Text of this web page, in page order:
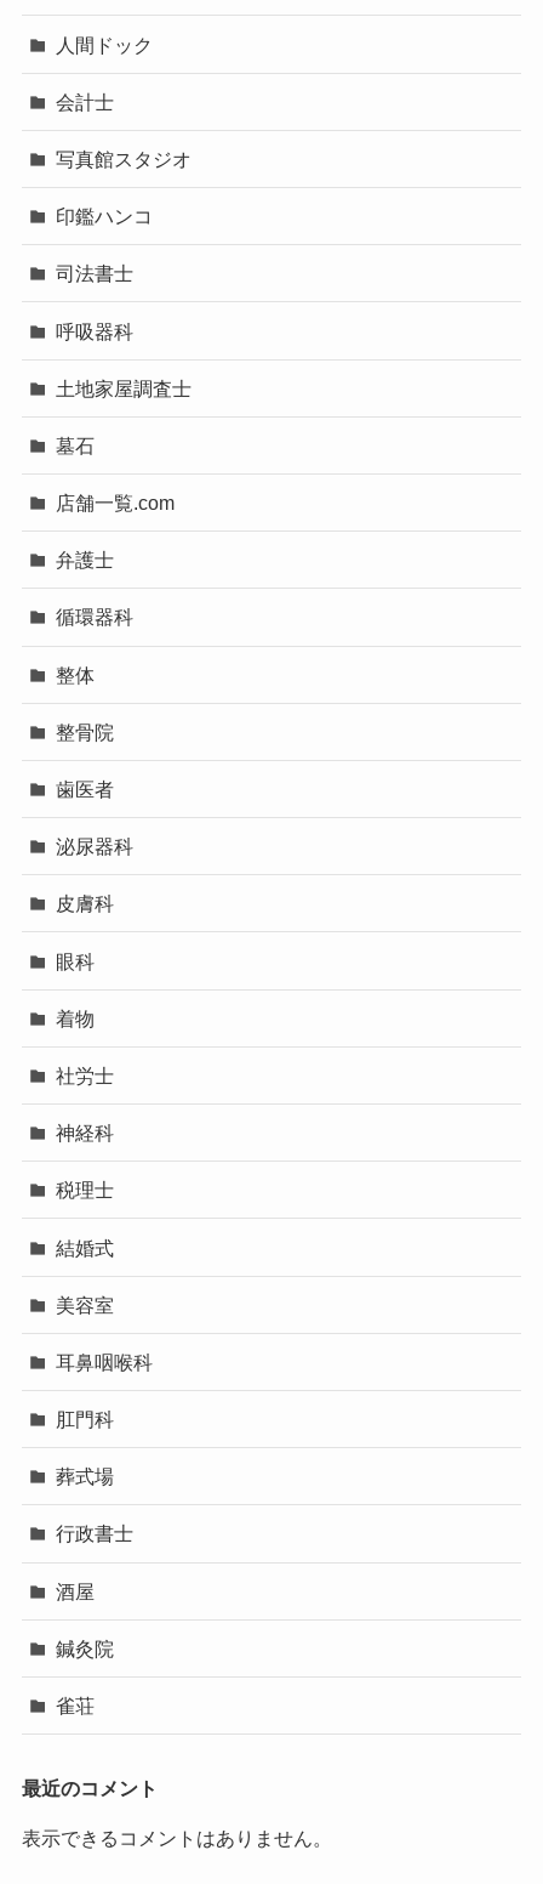
人間ドック
会計士
写真館スタジオ
印鑑ハンコ
司法書士
呼吸器科
土地家屋調査士
墓石
店舗一覧.com
弁護士
循環器科
整体
整骨院
歯医者
泌尿器科
皮膚科
眼科
着物
社労士
神経科
税理士
結婚式
美容室
耳鼻咽喉科
肛門科
葬式場
行政書士
酒屋
鍼灸院
雀荘
最近のコメント
表示できるコメントはありません。